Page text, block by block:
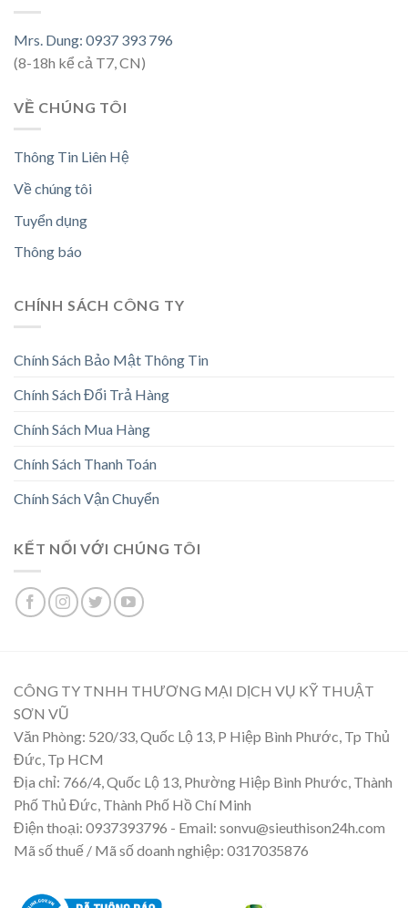
Mrs. Dung: 0937 393 796
(8-18h kể cả T7, CN)
VỀ CHÚNG TÔI
Thông Tin Liên Hệ
Về chúng tôi
Tuyển dụng
Thông báo
CHÍNH SÁCH CÔNG TY
Chính Sách Bảo Mật Thông Tin
Chính Sách Đổi Trả Hàng
Chính Sách Mua Hàng
Chính Sách Thanh Toán
Chính Sách Vận Chuyển
KẾT NỐI VỚI CHÚNG TÔI
CÔNG TY TNHH THƯƠNG MẠI DỊCH VỤ KỸ THUẬT
SƠN VŨ
Văn Phòng: 520/33, Quốc Lộ 13, P Hiệp Bình Phước, Tp Thủ
Đức, Tp HCM
Địa chỉ: 766/4, Quốc Lộ 13, Phường Hiệp Bình Phước, Thành
Phố Thủ Đức, Thành Phố Hồ Chí Minh
Điện thoại: 0937393796 - Email: sonvu@sieuthison24h.com
Mã số thuế / Mã số doanh nghiệp: 0317035876